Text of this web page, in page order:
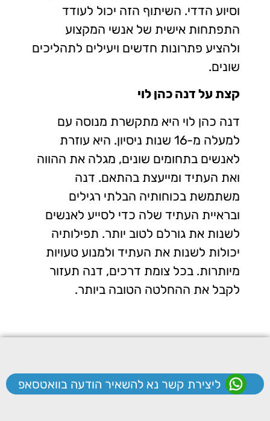
וסיוע הדדי. השיתוף הזה יכול לעודד
התפתחות אישית של אנשי המקצוע
ולהציע פתרונות חדשים ויעילים לתהליכים
שונים.
קצת על דנה כהן לוי
דנה כהן לוי היא מתקשרת מנוסה עם
למעלה מ-16 שנות ניסיון. היא עוזרת
לאנשים בתחומים שונים, מגלה את ההווה
ואת העתיד ומייעצת בהתאם. דנה
משתמשת בכוחותיה הבלתי רגילים
ובראיית העתיד שלה כדי לסייע לאנשים
לשנות את גורלם לטוב יותר. תפילותיה
יכולות לשנות את העתיד ולמנוע טעויות
מיותרות. בכל צומת דרכים, דנה תעזור
לקבל את ההחלטה הטובה ביותר.
ליצירת קשר נא להשאיר הודעה בוואטסאפ